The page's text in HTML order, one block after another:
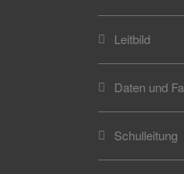
Leitbild
Daten und
Schulleitung